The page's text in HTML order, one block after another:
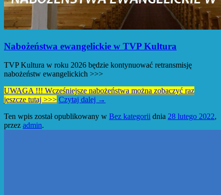
Nabożeństwa ewangelickie w TVP Kultura
TVP Kultura w roku 2026 będzie kontynuować retransmisję
nabożeństw ewangelickich >>>
UWAGA !!! Wcześniejsze nabożeństwa można zobaczyć raz
jeszcze tutaj >>> Czytaj dalej →
Ten wpis został opublikowany w Bez kategorii dnia 28 lutego 2022,
przez admin.